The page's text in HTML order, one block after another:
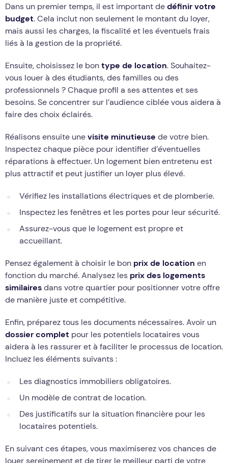
Dans un premier temps, il est important dedéfinir votre
budget. Cela inclut non seulement le montant du loyer,
mais aussi les charges, la fiscalité et les éventuels frais
liés à la gestion de la propriété.
Ensuite, choisissez le bontype de location. Souhaitez-
vous louer à des étudiants, des familles ou des
professionnels ? Chaque profil a ses attentes et ses
besoins. Se concentrer sur l’audience ciblée vous aidera à
faire des choix éclairés.
Réalisons ensuite unevisite minutieuse de votre bien.
Inspectez chaque pièce pour identifier d’éventuelles
réparations à effectuer. Un logement bien entretenu est
plus attractif et peut justifier un loyer plus élevé.
Vérifiez les installations électriques et de plomberie.
Inspectez les fenêtres et les portes pour leur sécurité.
Assurez-vous que le logement est propre et
accueillant.
Pensez également à choisir le bon prix de location en
fonction du marché. Analysez les prix des logements
similairesdans votre quartier pour positionner votre offre
de manière juste et compétitive.
Enfin, préparez tous les documents nécessaires. Avoir un
dossier complet pour les potentiels locataires vous
aidera à les rassurer et à faciliter le processus de location.
Incluez les éléments suivants :
Les diagnostics immobiliers obligatoires.
Un modèle de contrat de location.
Des justificatifs sur la situation financière pour les
locataires potentiels.
En suivant ces étapes, vous maximiserez vos chances de
louer sereinement et de tirer le meilleur parti de votre